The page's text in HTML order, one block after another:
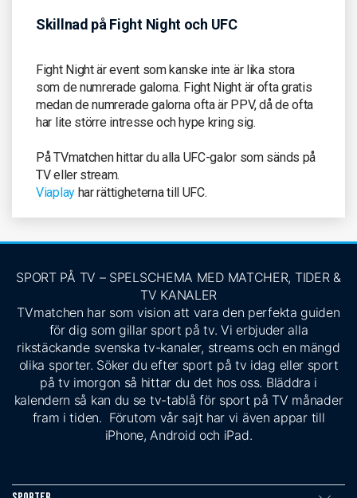
Skillnad på Fight Night och UFC
Fight Night är event som kanske inte är lika stora
som de numrerade galorna. Fight Night är ofta gratis
medan de numrerade galorna ofta är PPV, då de ofta
har lite större intresse och hype kring sig.
På TVmatchen hittar du alla UFC-galor som sänds på
TV eller stream.
Viaplayhar rättigheterna till UFC.
SPORT PÅ TV – SPELSCHEMA MED MATCHER, TIDER &
TV KANALER
TVmatchen har som vision att vara den perfekta guiden
för dig som gillar sport på tv. Vi erbjuder alla
rikstäckande svenska tv-kanaler, streams och en mängd
olika sporter. Söker du efter sport på tv idag eller sport
på tv imorgon så hittar du det hos oss. Bläddra i
kalendern så kan du se tv-tablå för sport på TV månader
fram i tiden. Förutom vår sajt har vi även appar till
iPhone, Android och iPad.